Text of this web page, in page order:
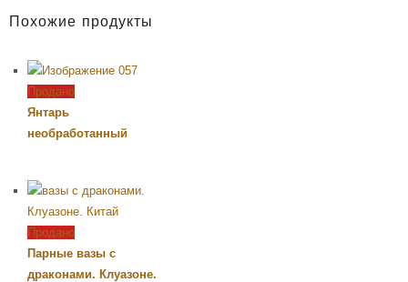
Похожие продукты
Продано
Янтарь
необработанный
Продано
Парные вазы с
драконами. Клуазоне.